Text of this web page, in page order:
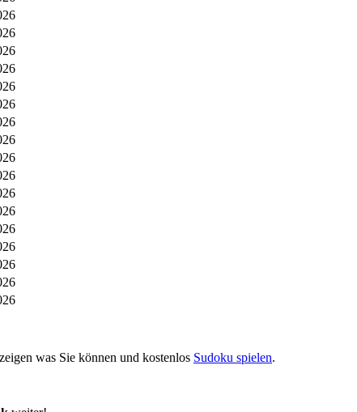
was Sie können und kostenlos Sudoku spielen.